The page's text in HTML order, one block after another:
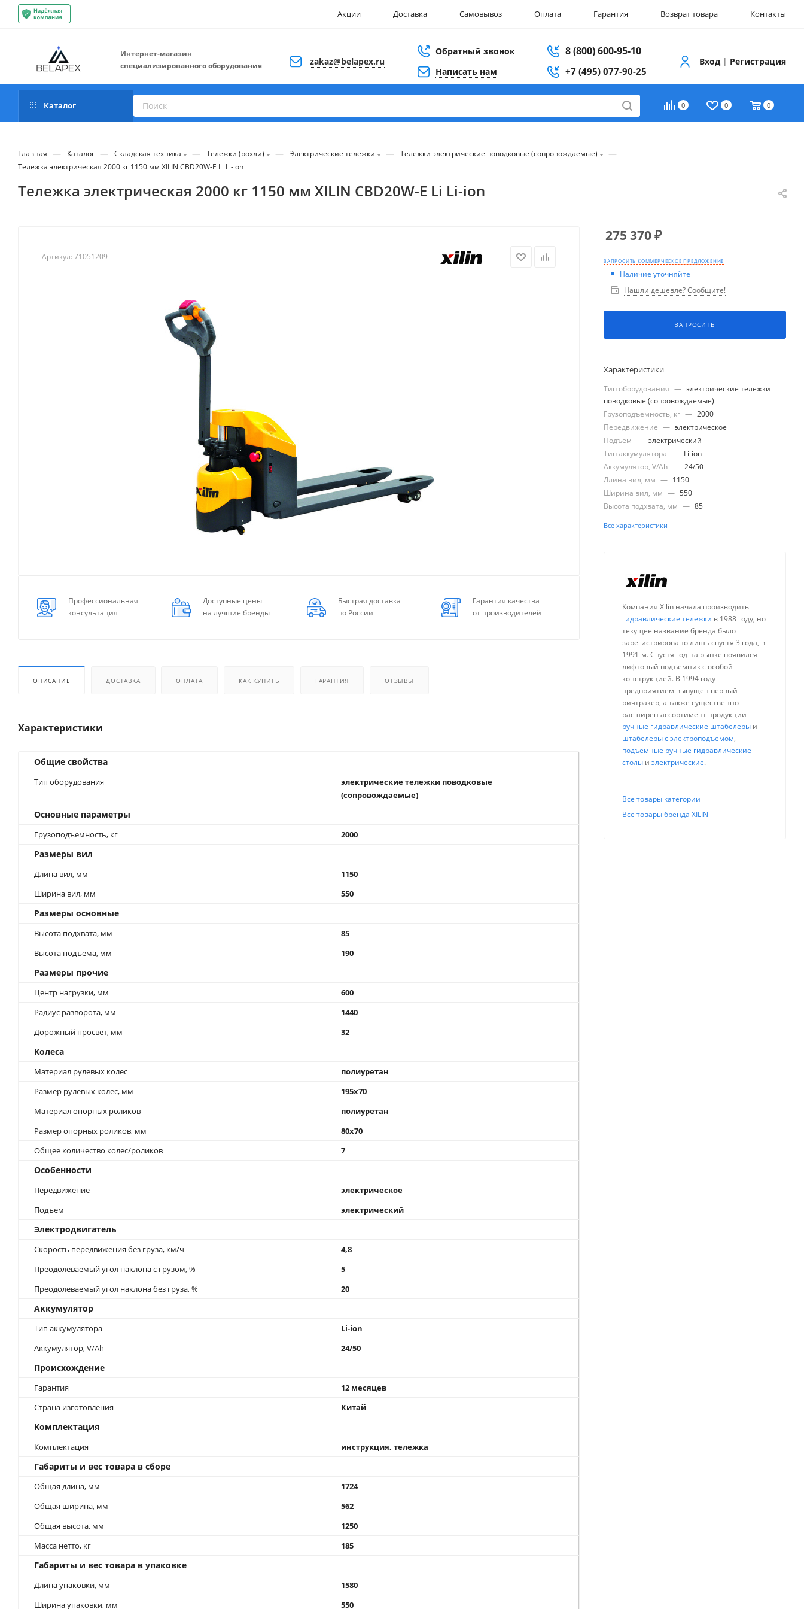
Акции Доставка Самовывоз Оплата Гарантия Возврат товара Контакты
Интернет-магазин
специализированного оборудования
zakaz@belapex.ru
Обратный звонок
Написать нам
8 (800) 600-95-10
+7 (495) 077-90-25
Вход | Регистрация
0 0 0
Каталог
Главная — Каталог — Складская техника — Тележки (рохли) — Электрические тележки — Тележки электрические поводковые (сопровождаемые) —
Тележка электрическая 2000 кг 1150 мм XILIN CBD20W-E Li Li-ion
Тележка электрическая 2000 кг 1150 мм XILIN CBD20W-E Li Li-ion
Артикул: 71051209
Профессиональная
консультация
Доступные цены
на лучшие бренды
Быстрая доставка
по России
Гарантия качества
от производителей
ОПИСАНИЕ ДОСТАВКА ОПЛАТА КАК КУПИТЬ ГАРАНТИЯ ОТЗЫВЫ
Характеристики
Общие свойства
Тип оборудования
электрические тележки поводковые
(сопровождаемые)
Основные параметры
Грузоподъемность, кг 2000
Размеры вил
Длина вил, мм
1150
Ширина вил, мм
550
Размеры основные
Высота подхвата, мм
85
Высота подъема, мм
190
Размеры прочие
Центр нагрузки, мм
600
Радиус разворота, мм
1440
Дорожный просвет, мм
32
Колеса
Материал рулевых колес
полиуретан
Размер рулевых колес, мм
195x70
Материал опорных роликов
полиуретан
Размер опорных роликов, мм
80x70
Общее количество колес/роликов
7
Особенности
Передвижение
электрическое
Подъем
электрический
Электродвигатель
Скорость передвижения без груза, км/ч
4,8
Преодолеваемый угол наклона с грузом, %
5
Преодолеваемый угол наклона без груза, %
20
Аккумулятор
Тип аккумулятора
Li-ion
Аккумулятор, V/Ah
24/50
Происхождение
Гарантия
12 месяцев
Страна изготовления
Китай
Комплектация
Комплектация инструкция, тележка
Габариты и вес товара в сборе
Общая длина, мм
1724
Общая ширина, мм
562
Общая высота, мм
1250
Масса нетто, кг
185
Габариты и вес товара в упаковке
Длина упаковки, мм
1580
Ширина упаковки, мм
550
275 370₽
ЗАПРОСИТЬ КОММЕРЧЕСКОЕ ПРЕДЛОЖЕНИЕ
Наличие уточняйте
Нашли дешевле? Сообщите!
ЗАПРОСИТЬ
Характеристики
Тип оборудования — электрические тележки
поводковые (сопровождаемые)
Грузоподъемность, кг — 2000
Передвижение — электрическое
Подъем — электрический
Тип аккумулятора — Li-ion
Аккумулятор, V/Ah — 24/50
Длина вил, мм — 1150
Ширина вил, мм — 550
Высота подхвата, мм — 85
Все характеристики
Компания Xilin начала производить
гидравлические тележки в 1988 году, но
текущее название бренда было
зарегистрировано лишь спустя 3 года, в
1991-м. Спустя год на рынке появился
лифтовый подъемник с особой
конструкцией. В 1994 году
предприятием выпущен первый
ричтракер, а также существенно
расширен ассортимент продукции -
ручные гидравлические штабелеры и
штабелеры с электроподъемом,
подъемные ручные гидравлические
столы и электрические.
Все товары категории
Все товары бренда XILIN